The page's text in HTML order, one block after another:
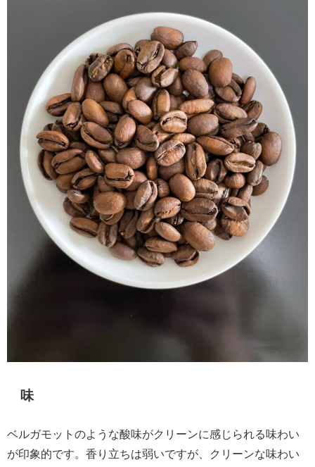
味
ベルガモットのような酸味がクリーンに感じられる味わい
が印象的です。香り立ちは弱いですが、クリーンな味わい